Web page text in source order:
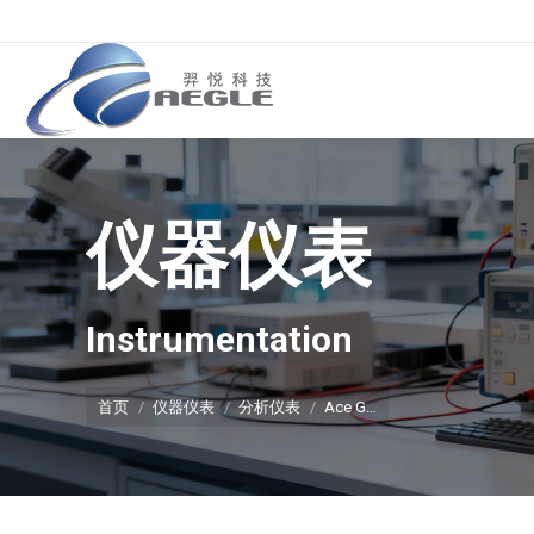
仪器仪表
Instrumentation
你在这里：
首页 仪器仪表 分析仪表 Ace G…